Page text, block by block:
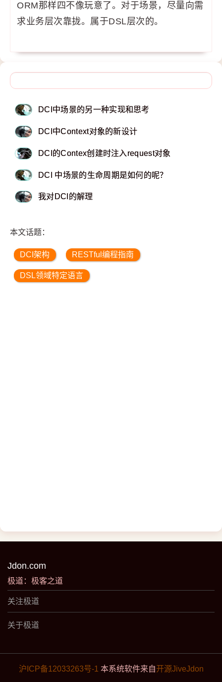
ORM那样四不像玩意了。对于场景，尽量向需
求业务层次靠拢。属于DSL层次的。
DCI中场景的另一种实现和思考
DCI中Context对象的新设计
DCI的Contex创建时注入request对象
DCI 中场景的生命周期是如何的呢？
我对DCI的解理
本文话题：
DCI架构 RESTful编程指南
DSL领域特定语言
Jdon.com
极道：极客之道
关注极道
关于极道
沪ICP备12033263号-1 本系统软件来自开源JiveJdon